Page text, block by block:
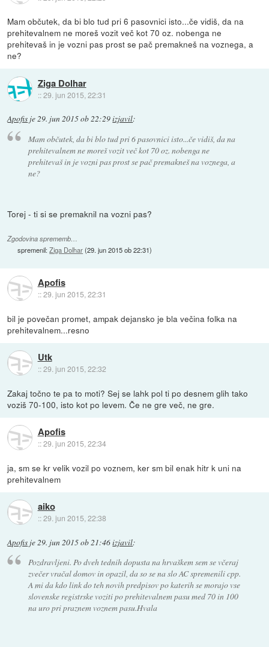
Mam občutek, da bi blo tud pri 6 pasovnici isto...če vidiš, da na
prehitevalnem ne moreš vozit več kot 70 oz. nobenga ne
prehitevaš in je vozni pas prost se pač premakneš na voznega, a
ne?
Ziga Dolhar
::29. jun 2015, 22:31
Apofis je29. jun 2015 ob 22:29izjavil:
Mam občutek, da bi blo tud pri 6 pasovnici isto...če vidiš, da na
prehitevalnem ne moreš vozit več kot 70 oz. nobenga ne
prehitevaš in je vozni pas prost se pač premakneš na voznega, a
ne?
Torej - ti si se premaknil na vozni pas?
Zgodovina sprememb…
spremenil:Ziga Dolhar(29. jun 2015 ob 22:31)
Apofis
::29. jun 2015, 22:31
bil je povečan promet, ampak dejansko je bla večina folka na
prehitevalnem...resno
Utk
::29. jun 2015, 22:32
Zakaj točno te pa to moti? Sej se lahk pol ti po desnem glih tako
voziš 70-100, isto kot po levem. Če ne gre več, ne gre.
Apofis
::29. jun 2015, 22:34
ja, sm se kr velik vozil po voznem, ker sm bil enak hitr k uni na
prehitevalnem
aiko
::29. jun 2015, 22:38
Apofis je29. jun 2015 ob 21:46izjavil:
Pozdravljeni. Po dveh tednih dopusta na hrvaškem sem se včeraj
zvečer vračal domov in opazil, da so se na slo AC spremenili cpp.
A mi da kdo link do teh novih predpisov po katerih se morajo vse
slovenske registrske voziti po prehitevalnem pasu med 70 in 100
na uro pri praznem voznem pasu.Hvala